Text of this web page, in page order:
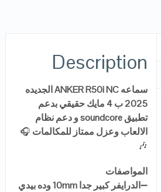
Description
سماعه ANKER R50i NC الجديده
2025 ب 4 مايك حقيقي بدعم
تطبيق soundcore و دعم نظام
الالعاب وعزل ممتاز للمكالمات 🎧
🎶
المواصفات
➖
الدرايفر كبير جدا 10mm وده بيدي